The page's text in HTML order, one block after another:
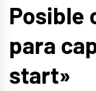
Posible
para
start»